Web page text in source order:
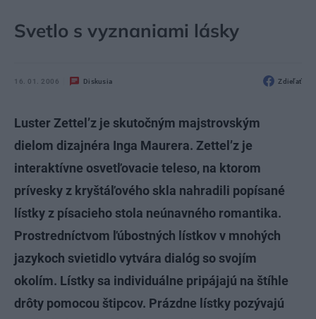
Svetlo s vyznaniami lásky
16. 01. 2006 Diskusia Zdieľať
Luster Zettel’z je skutočným majstrovským
dielom dizajnéra Inga Maurera. Zettel’z je
interaktívne osvetľovacie teleso, na ktorom
prívesky z kryštáľového skla nahradili popísané
lístky z písacieho stola neúnavného romantika.
Prostredníctvom ľúbostných lístkov v mnohých
jazykoch svietidlo vytvára dialóg so svojím
okolím. Lístky sa individuálne pripájajú na štíhle
drôty pomocou štipcov. Prázdne lístky pozývajú